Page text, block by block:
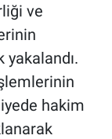
ve
yakalandı.
hakim